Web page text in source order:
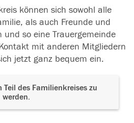
können sich sowohl alle
als auch Freunde und
so eine Trauergemeinde
mit anderen Mitgliedern
jetzt ganz bequem ein.
des Familienkreises zu
werden.